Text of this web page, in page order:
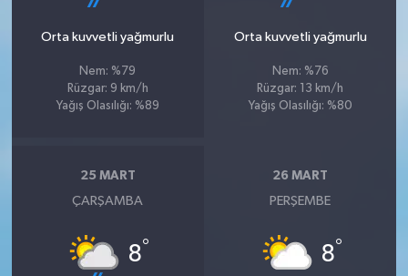
Orta kuvvetli yağmurlu
Nem: %79
Rüzgar: 9 km/h
Yağış Olasılığı: %89
Orta kuvvetli yağmurlu
Nem: %76
Rüzgar: 13 km/h
Yağış Olasılığı: %80
25 MART
ÇARŞAMBA
8°
26 MART
PERŞEMBE
8°